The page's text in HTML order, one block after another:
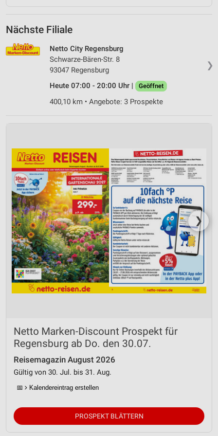
Nächste Filiale
❯
Netto City Regensburg
Schwarze-Bären-Str. 8
93047 Regensburg
Heute 07:00 - 20:00 Uhr |
Geöffnet
400,10 km • Angebote: 3 Prospekte
❯
Netto Marken-Discount Prospekt für
Regensburg ab Do. den 30.07.
Reisemagazin August 2026
Gültig von 30. Jul. bis 31. Aug.
📅 Kalendereintrag erstellen
PROSPEKT BLÄTTERN